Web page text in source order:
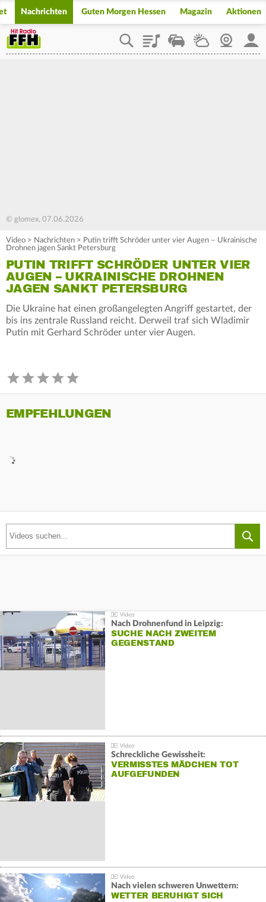
Nachrichten Guten Morgen Hessen Magazin Aktionen
PlaylistStaupilotWetterWebcam
© glomex, 07.06.2026
Video > Nachrichten > Putin trifft Schröder unter vier Augen – Ukrainische
Drohnen jagen Sankt Petersburg
PUTIN TRIFFT SCHRÖDER UNTER VIER
AUGEN – UKRAINISCHE DROHNEN
JAGEN SANKT PETERSBURG
Die Ukraine hat einen großangelegten Angriff gestartet, der
bis ins zentrale Russland reicht. Derweil traf sich Wladimir
Putin mit Gerhard Schröder unter vier Augen.
EMPFEHLUNGEN
Nach Drohnenfund in Leipzig:
SUCHE NACH ZWEITEM
GEGENSTAND
Schreckliche Gewissheit:
VERMISSTES MÄDCHEN TOT
AUFGEFUNDEN
Nach vielen schweren Unwettern:
WETTER BERUHIGT SICH